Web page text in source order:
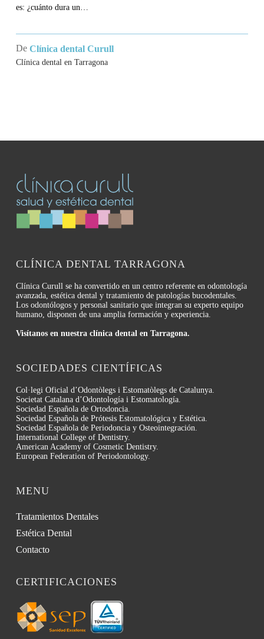
es: ¿cuánto dura un…
De Clínica dental Curull
Clínica dental en Tarragona
CLÍNICA DENTAL TARRAGONA
Clínica Curull se ha convertido en un centro referente en odontología
avanzada, estética dental y tratamiento de patologías bucodentales.
Los odontólogos y personal sanitario que integran su experto equipo
humano, disponen de una amplia formación y experiencia.
Visítanos en nuestra clínica dental en Tarragona.
SOCIEDADES CIENTÍFICAS
Col·legi Oficial d’Odontòlegs i Estomatòlegs de Catalunya.
Societat Catalana d’Odontología i Estomatología.
Sociedad Española de Ortodoncia.
Sociedad Española de Prótesis Estomatológica y Estética.
Sociedad Española de Periodoncia y Osteointegración.
International College of Dentistry.
American Academy of Cosmetic Dentistry.
European Federation of Periodontology.
MENU
Tratamientos Dentales
Estética Dental
Contacto
CERTIFICACIONES